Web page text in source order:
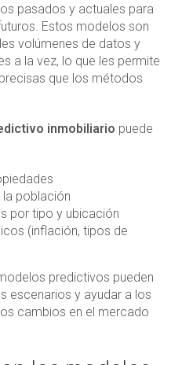
pasados y actuales para
Estos modelos son
volúmenes de datos y
a la vez, lo que les permite
que los métodos
inmobiliario puede
población
por tipo y ubicación
(inflación, tipos de
predictivos pueden
escenarios y ayudar a los
cambios en el mercado